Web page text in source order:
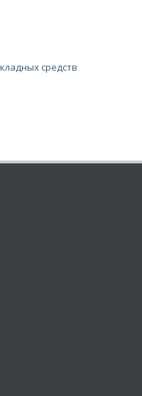
средств